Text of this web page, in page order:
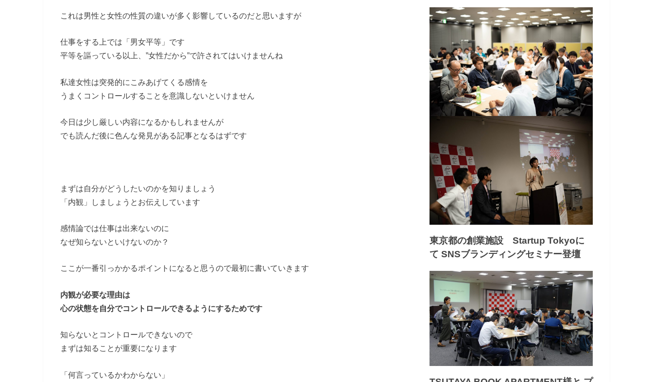
これは男性と女性の性質の違いが多く影響しているのだと思いますが
仕事をする上では「男女平等」です
平等を謳っている以上、”女性だから”で許されてはいけませんね
私達女性は突発的にこみあげてくる感情を
うまくコントロールすることを意識しないといけません
今日は少し厳しい内容になるかもしれませんが
でも読んだ後に色んな発見がある記事となるはずです
まずは自分がどうしたいのかを知りましょう
「内観」しましょうとお伝えしています
感情論では仕事は出来ないのに
なぜ知らないといけないのか？
ここが一番引っかかるポイントになると思うので最初に書いていきます
内観が必要な理由は
心の状態を自分でコントロールできるようにするためです
知らないとコントロールできないので
まずは知ることが重要になります
「何言っているかわからない」
東京都の創業施設 Startup Tokyoに
て SNSブランディングセミナー登壇